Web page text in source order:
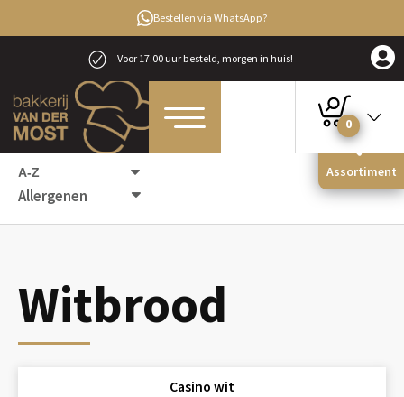
Bestellen via WhatsApp?
Voor 17:00 uur besteld, morgen in huis!
0
Assortiment
Home Producten
Allergenen
Witbrood
Casino wit